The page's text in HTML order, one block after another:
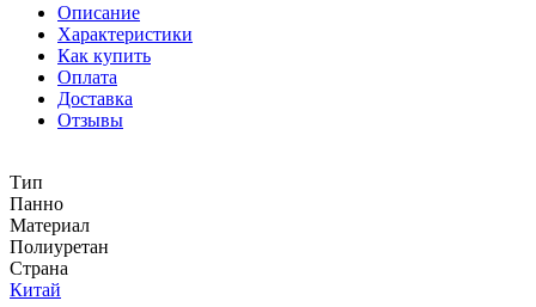
Описание
Характеристики
Как купить
Оплата
Доставка
Отзывы
Тип
Панно
Материал
Полиуретан
Страна
Китай